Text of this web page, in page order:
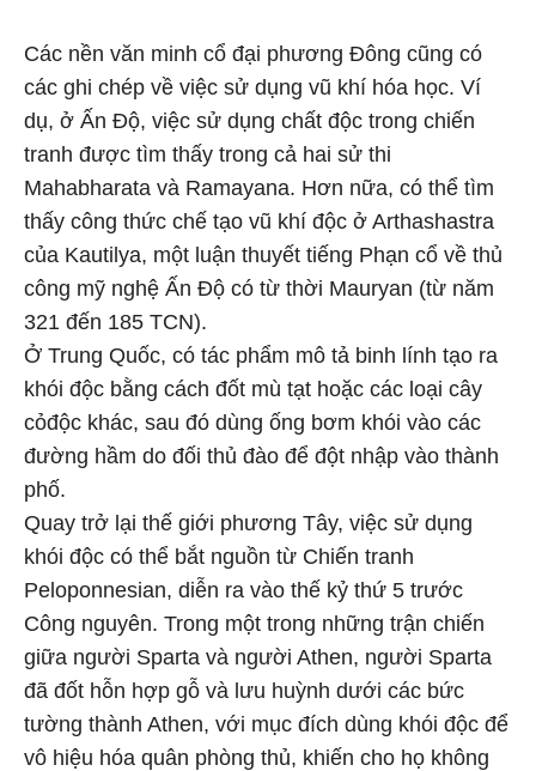
Các nền văn minh cổ đại phương Đông cũng có
các ghi chép về việc sử dụng vũ khí hóa học. Ví
dụ, ở Ấn Độ, việc sử dụng chất độc trong chiến
tranh được tìm thấy trong cả hai sử thi
Mahabharata và Ramayana. Hơn nữa, có thể tìm
thấy công thức chế tạo vũ khí độc ở Arthashastra
của Kautilya, một luận thuyết tiếng Phạn cổ về thủ
công mỹ nghệ Ấn Độ có từ thời Mauryan (từ năm
321 đến 185 TCN).
Ở Trung Quốc, có tác phẩm mô tả binh lính tạo ra
khói độc bằng cách đốt mù tạt hoặc các loại cây
cỏđộc khác, sau đó dùng ống bơm khói vào các
đường hầm do đối thủ đào để đột nhập vào thành
phố.
Quay trở lại thế giới phương Tây, việc sử dụng
khói độc có thể bắt nguồn từ Chiến tranh
Peloponnesian, diễn ra vào thế kỷ thứ 5 trước
Công nguyên. Trong một trong những trận chiến
giữa người Sparta và người Athen, người Sparta
đã đốt hỗn hợp gỗ và lưu huỳnh dưới các bức
tường thành Athen, với mục đích dùng khói độc để
vô hiệu hóa quân phòng thủ, khiến cho họ không